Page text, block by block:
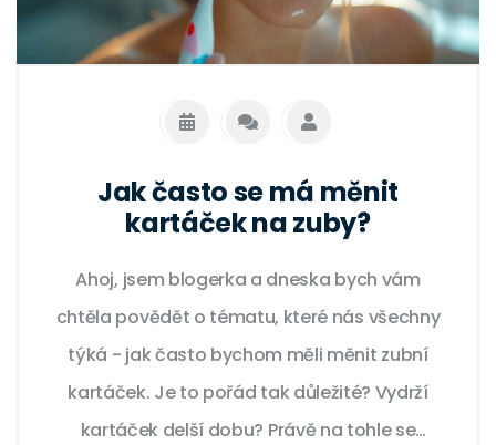
Jak často se má měnit
kartáček na zuby?
Ahoj, jsem blogerka a dneska bych vám
chtěla povědět o tématu, které nás všechny
týká - jak často bychom měli měnit zubní
kartáček. Je to pořád tak důležité? Vydrží
kartáček delší dobu? Právě na tohle se